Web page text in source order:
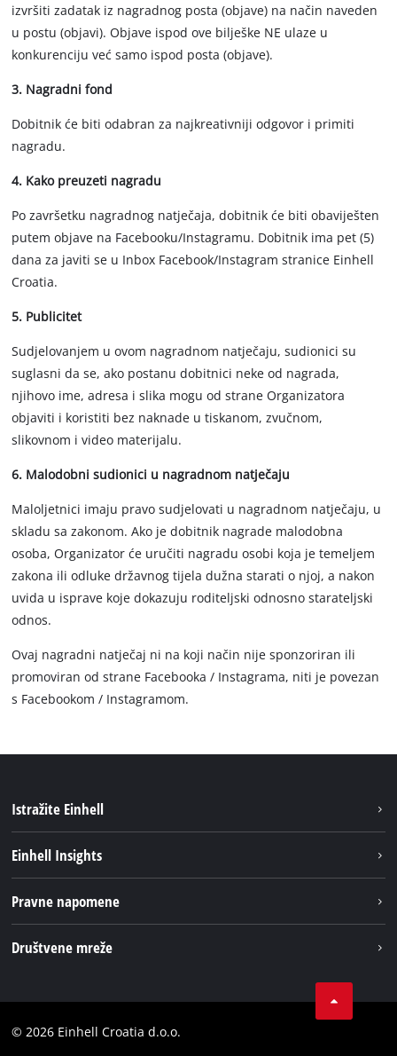
izvršiti zadatak iz nagradnog posta (objave) na način naveden
u postu (objavi). Objave ispod ove bilješke NE ulaze u
konkurenciju već samo ispod posta (objave).
3. Nagradni fond
Dobitnik će biti odabran za najkreativniji odgovor i primiti
nagradu.
4. Kako preuzeti nagradu
Po završetku nagradnog natječaja, dobitnik će biti obaviješten
putem objave na Facebooku/Instagramu. Dobitnik ima pet (5)
dana za javiti se u Inbox Facebook/Instagram stranice Einhell
Croatia.
5. Publicitet
Sudjelovanjem u ovom nagradnom natječaju, sudionici su
suglasni da se, ako postanu dobitnici neke od nagrada,
njihovo ime, adresa i slika mogu od strane Organizatora
objaviti i koristiti bez naknade u tiskanom, zvučnom,
slikovnom i video materijalu.
6. Malodobni sudionici u nagradnom natječaju
Maloljetnici imaju pravo sudjelovati u nagradnom natječaju, u
skladu sa zakonom. Ako je dobitnik nagrade malodobna
osoba, Organizator će uručiti nagradu osobi koja je temeljem
zakona ili odluke državnog tijela dužna starati o njoj, a nakon
uvida u isprave koje dokazuju roditeljski odnosno starateljski
odnos.
Ovaj nagradni natječaj ni na koji način nije sponzoriran ili
promoviran od strane Facebooka / Instagrama, niti je povezan
s Facebookom / Instagramom.
Istražite Einhell
Einhell Insights
Karijera
Obavijest za kupce
Pravne napomene
Sukladnost
Društvene mreže
YouТube
© 2026 Einhell Croatia d.o.o.